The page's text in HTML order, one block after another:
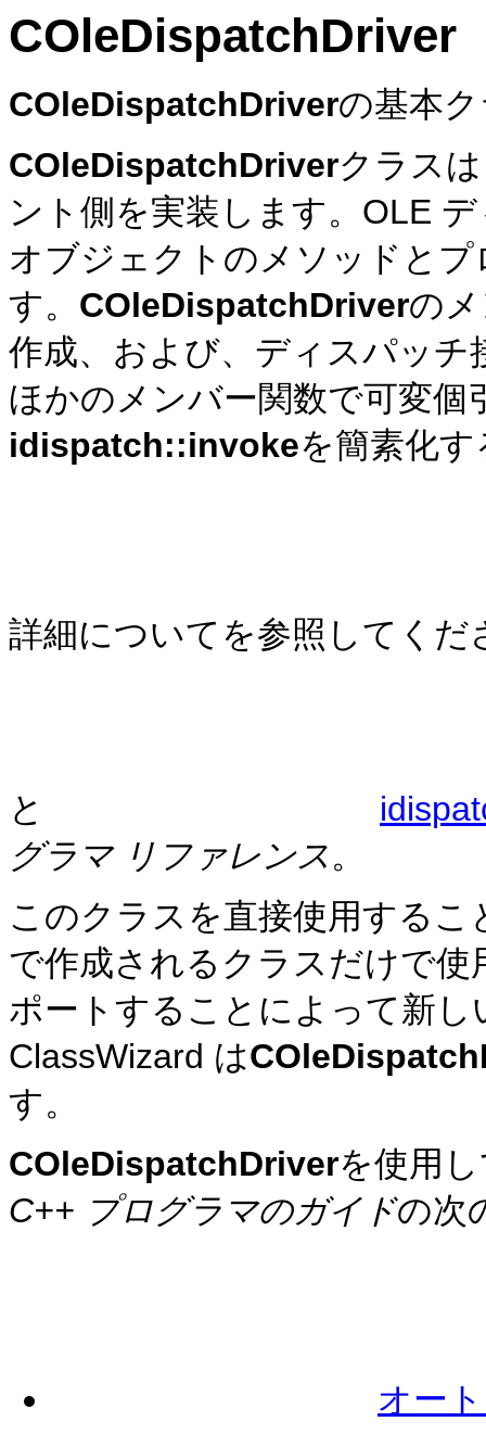
COleDispatchDriver
COleDispatchDriverの基本
COleDispatchDriverクラス
ント側を実装します。OLE
オブジェクトのメソッドと
す。 COleDispatchDriverの
作成、および、ディスパッチ
ほかのメンバー関数で可変
idispatch::invokeを簡素化
詳細についてを参照してくだ
と
グラマ リファレンス。
このクラスを直接使用する
で作成されるクラスだけで
ポートすることによって新
ClassWizard は
す。
COleDispatchDriverを使用
C++ プログラマのガイドの次
オー